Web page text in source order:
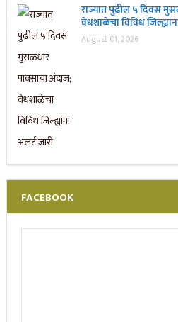
राज्यात पुढील ५ दिवस
वेधशाळेचा विविध
August 01, 2026
FACEBOOK